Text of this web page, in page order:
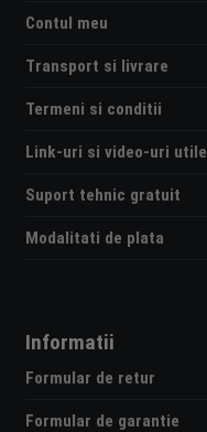
Contul meu
Transport si livrare
Termeni si conditii
Link-uri si video-uri utile
Suport tehnic gratuit
Modalitati de plata
Informatii
Formular de retur
Formular de garantie